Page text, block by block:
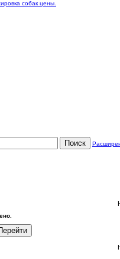
Поиск